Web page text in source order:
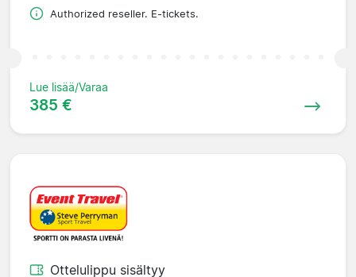
Authorized reseller. E-tickets.
Lue lisää/Varaa
385 €
Ottelulippu sisältyy